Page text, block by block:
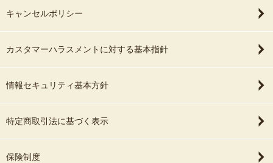
キャンセルポリシー
カスタマーハラスメントに対する基本指針
情報セキュリティ基本方針
特定商取引法に基づく表示
保険制度